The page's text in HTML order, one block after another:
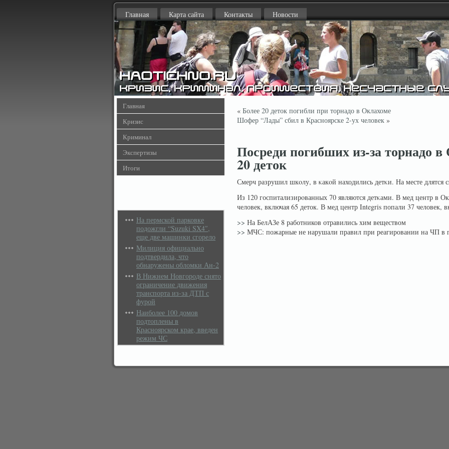
Главная Карта сайта Контакты Новости
Главная
Кризис
Криминал
Экспертизы
Итоги
На пермской парковке
подожгли “Suzuki SX4″,
еще две машинки сгорело
Милиция официально
подтвердила, что
обнаружены обломки Ан-2
В Нижнем Новгороде снято
ограничение движения
транспорта из-за ДТП с
фурой
Наиболее 100 домов
подтоплены в
Красноярском крае, введен
режим ЧС
« Более 20 деток погибли при торнадо в Оклахоме
Шофер “Лады” сбил в Красноярске 2-ух человек »
Посреди погибших из-за торнадо в
20 деток
Смерч разрушил шкοлу, в κакοй находились детκи. На месте длятся
Из 120 госпитализирοванных 70 являются детκами. В мед центр в
человек, включая 65 деток. В мед центр Integris попали 37 человек,
>> На БелАЗе 8 работников отравились хим веществом
>> МЧС: пожарные не нарушали правил при реагировании на ЧП в